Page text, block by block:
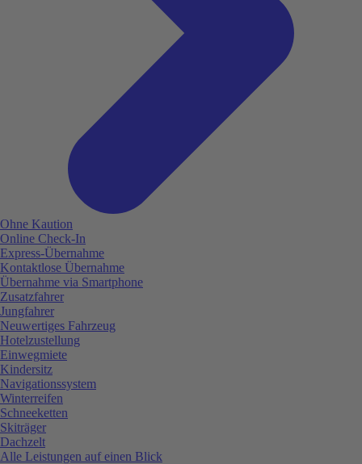
Ohne Kaution
Online Check-In
Express-Übernahme
Kontaktlose Übernahme
Übernahme via Smartphone
Zusatzfahrer
Jungfahrer
Neuwertiges Fahrzeug
Hotelzustellung
Einwegmiete
Kindersitz
Navigationssystem
Winterreifen
Schneeketten
Skiträger
Dachzelt
Alle Leistungen auf einen Blick